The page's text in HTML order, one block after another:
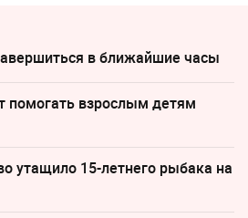
в ближайшие часы
помогать взрослым детям
утащило 15-летнего рыбака на